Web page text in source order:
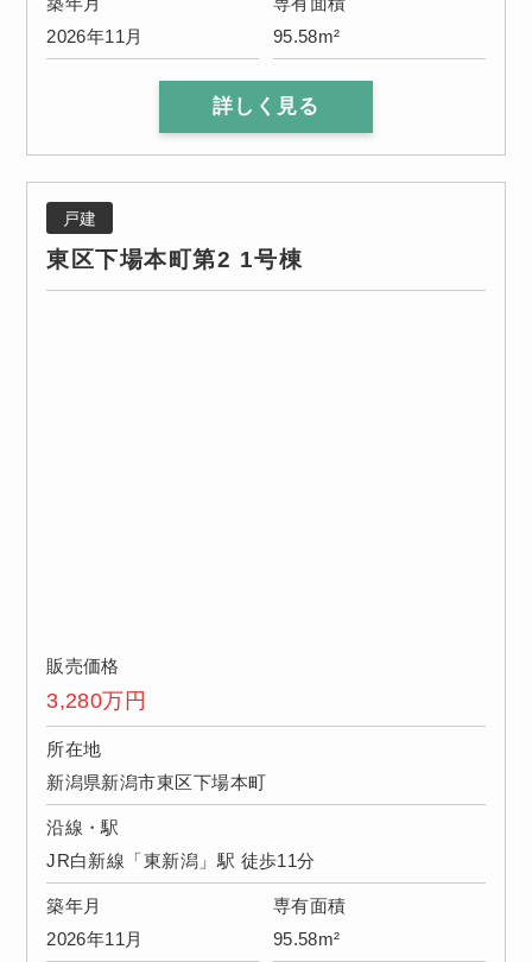
2026年11月
95.58m²
詳しく見る
戸建
東区下場本町第2 1号棟
販売価格
3,280万円
所在地
新潟県新潟市東区下場本町
沿線・駅
JR白新線「東新潟」駅 徒歩11分
築年月
2026年11月
専有面積
95.58m²